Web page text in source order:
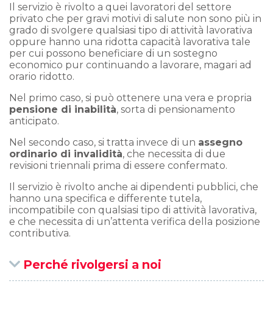
Il servizio è rivolto a quei lavoratori del settore
privato che per gravi motivi di salute non sono più in
grado di svolgere qualsiasi tipo di attività lavorativa
oppure hanno una ridotta capacità lavorativa tale
per cui possono beneficiare di un sostegno
economico pur continuando a lavorare, magari ad
orario ridotto.
Nel primo caso, si può ottenere una vera e propria
pensione di inabilità, sorta di pensionamento
anticipato.
Nel secondo caso, si tratta invece di un assegno
ordinario di invalidità, che necessita di due
revisioni triennali prima di essere confermato.
Il servizio è rivolto anche ai dipendenti pubblici, che
hanno una specifica e differente tutela,
incompatibile con qualsiasi tipo di attività lavorativa,
e che necessita di un’attenta verifica della posizione
contributiva.
Perché rivolgersi a noi